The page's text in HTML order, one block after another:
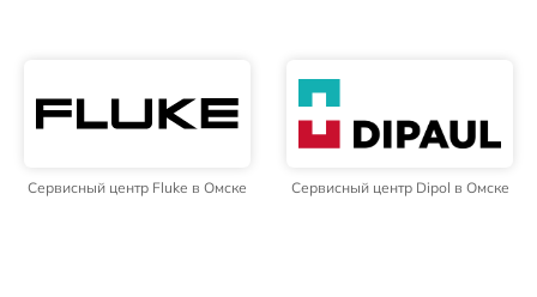
Сервисный центр Fluke в Омске Сервисный центр Dipol в Омске